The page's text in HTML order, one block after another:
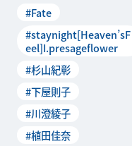
#Fate
#staynight[Heaven’sF
eel]I.presageflower
#杉山紀彰
#下屋則子
#川澄綾子
#植田佳奈